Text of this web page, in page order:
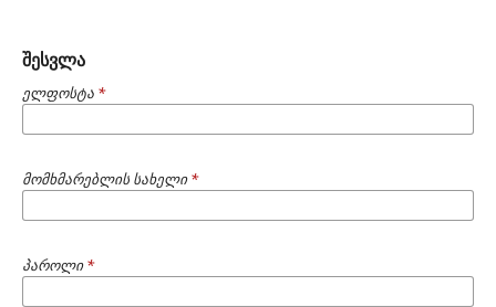
შესვლა
ელფოსტა *
მომხმარებლის სახელი*
პაროლი*